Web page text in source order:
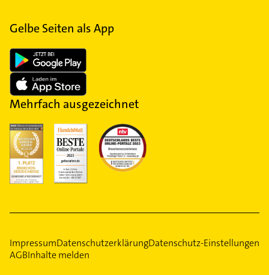
Gelbe Seiten als App
Mehrfach ausgezeichnet
ImpressumDatenschutzerklärungDatenschutz-Einstellungen
AGBInhalte melden